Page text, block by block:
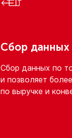
Сбор данных
Сбор данных по
и позволяет
по выручке и